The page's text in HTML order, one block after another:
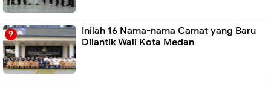
Inilah 16 Nama-nama Camat yang Baru
Dilantik Wali Kota Medan